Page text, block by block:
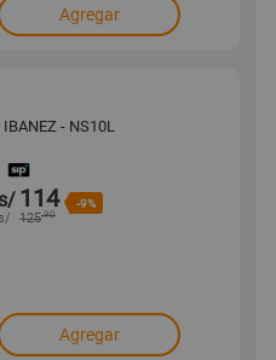
Agregar
- NS10L
s/ 114 -9%
125.90
Agregar